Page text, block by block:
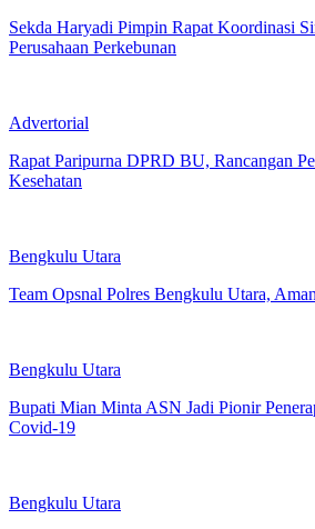
Sekda Haryadi Pimpin Rapat Koordinasi
Perusahaan Perkebunan
Advertorial
Rapat Paripurna DPRD BU, Rancangan
Kesehatan
Bengkulu Utara
Team Opsnal Polres Bengkulu Utara,
Bengkulu Utara
Bupati Mian Minta ASN Jadi Pionir
Covid-19
Bengkulu Utara